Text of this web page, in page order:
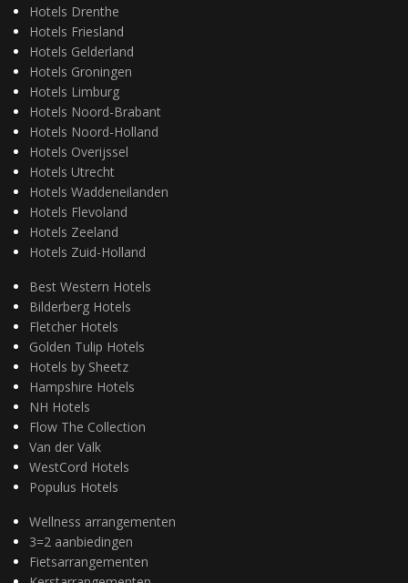
Hotels Drenthe
Hotels Friesland
Hotels Gelderland
Hotels Groningen
Hotels Limburg
Hotels Noord-Brabant
Hotels Noord-Holland
Hotels Overijssel
Hotels Utrecht
Hotels Waddeneilanden
Hotels Flevoland
Hotels Zeeland
Hotels Zuid-Holland
Best Western Hotels
Bilderberg Hotels
Fletcher Hotels
Golden Tulip Hotels
Hotels by Sheetz
Hampshire Hotels
NH Hotels
Flow The Collection
Van der Valk
WestCord Hotels
Populus Hotels
Wellness arrangementen
3=2 aanbiedingen
Fietsarrangementen